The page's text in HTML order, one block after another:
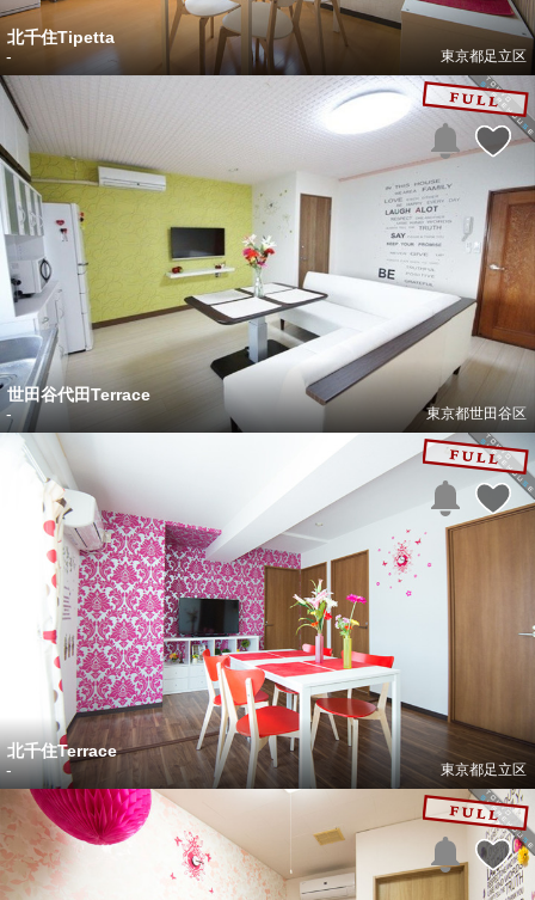
北千住Tipetta
東京都足立区
-
世田谷代田Terrace
東京都世田谷区
-
北千住Terrace
東京都足立区
-